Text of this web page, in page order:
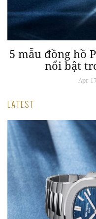
5 mẫu đồng hồ
nổi bật
Apr
LATEST